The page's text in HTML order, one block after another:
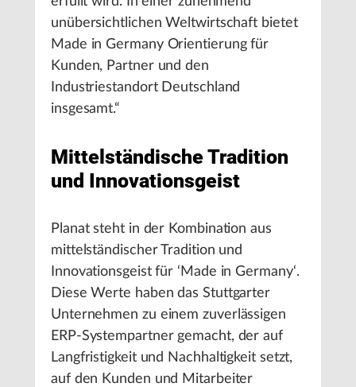
unübersichtlichen Weltwirtschaft bietet
Made in Germany Orientierung für
Kunden, Partner und den
Industriestandort Deutschland
insgesamt.“
Mittelständische Tradition
und Innovationsgeist
Planat steht in der Kombination aus
mittelständischer Tradition und
Innovationsgeist für ‘Made in Germany‘.
Diese Werte haben das Stuttgarter
Unternehmen zu einem zuverlässigen
ERP-Systempartner gemacht, der auf
Langfristigkeit und Nachhaltigkeit setzt,
auf den Kunden und Mitarbeiter